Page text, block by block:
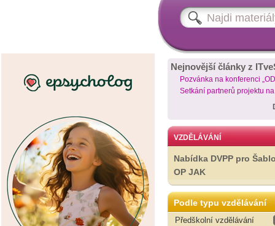
Nejnovější články z
Pozvánka na konferenci
Setkání partnerů projektu
VZDĚLÁVÁNÍ
Nabídka DVPP pro
OP JAK
Podle typu vzdělávání
Předškolní vzdělávání